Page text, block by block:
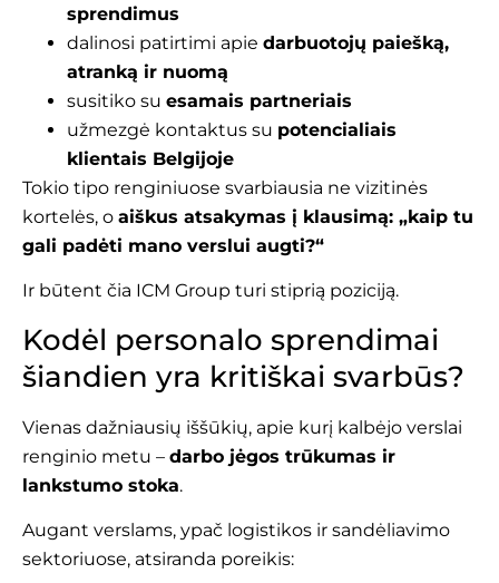
sprendimus
dalinosi patirtimi apie darbuotojų paiešką,
atranką ir nuomą
susitiko su esamais partneriais
užmezgė kontaktus su potencialiais
klientais Belgijoje
Tokio tipo renginiuose svarbiausia ne vizitinės
kortelės, o aiškus atsakymas į klausimą: „kaip tu
gali padėti mano verslui augti?“
Ir būtent čia ICM Group turi stiprią poziciją.
Kodėl personalo sprendimai
šiandien yra kritiškai svarbūs?
Vienas dažniausių iššūkių, apie kurį kalbėjo verslai
renginio metu – darbo jėgos trūkumas ir
lankstumo stoka.
Augant verslams, ypač logistikos ir sandėliavimo
sektoriuose, atsiranda poreikis: